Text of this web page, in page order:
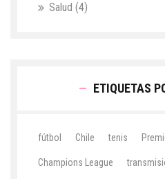
Salud (4)
ETIQUETAS
fútbol Chile tenis
Champions League